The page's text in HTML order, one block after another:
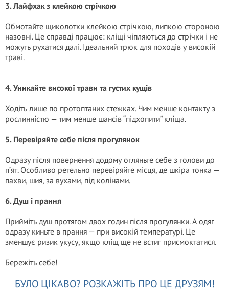
3. Лайфхак з клейкою стрічкою
Обмотайте щиколотки клейкою стрічкою, липкою стороною
назовні. Це справді працює: кліщі чіпляються до стрічки і не
можуть рухатися далі. Ідеальний трюк для походів у високій
траві.
4. Уникайте високої трави та густих кущів
Ходіть лише по протоптаних стежках. Чим менше контакту з
рослинністю — тим менше шансів “підхопити” кліща.
5. Перевіряйте себе після прогулянок
Одразу після повернення додому огляньте себе з голови до
п’ят. Особливо ретельно перевіряйте місця, де шкіра тонка —
пахви, шия, за вухами, під колінами.
6. Душ і прання
Прийміть душ протягом двох годин після прогулянки. А одяг
одразу киньте в прання — при високій температурі. Це
зменшує ризик укусу, якщо кліщ ще не встиг присмоктатися.
Бережіть себе!
БУЛО ЦІКАВО? РОЗКАЖІТЬ ПРО ЦЕ ДРУЗЯМ!